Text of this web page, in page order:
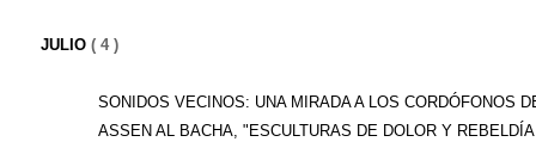
JULIO ( 4 )
SONIDOS VECINOS: UNA MIRADA A LOS CORDÓFONOS
ASSEN AL BACHA, "ESCULTURAS DE DOLOR Y REBELDÍA